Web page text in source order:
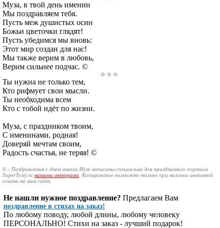
Муза, в твой день именин
Мы поздравляем тебя.
Пусть меж душистых осин
Божьи цветочки глядят!
Пусть убедимся мы вновь:
Этот мир создан для нас!
Мы также верим в любовь,
Верим сильнее подчас. ©
Ты нужна не только тем,
Кто рифмует свои мысли.
Ты необходима всем
Кто с тобой идёт по жизни.
Муза, с праздником твоим,
С именинами, родная!
Доверяй мечтам своим,
Радость счастья, не теряя! ©
© - Поздравления с днем ангела Музе написаны специально для праздничного портала
SuperTosty.ru нашими авторами . Копирование возможно только при наличии активной
ссылки на наш сайт.
Не нашли нужное поздравление? Предлагаем Вам
поздравление в стихах на заказ!
По любому поводу, любой длины, любому человеку
ПЕРСОНАЛЬНО! Стихи на заказ - лучший подарок!